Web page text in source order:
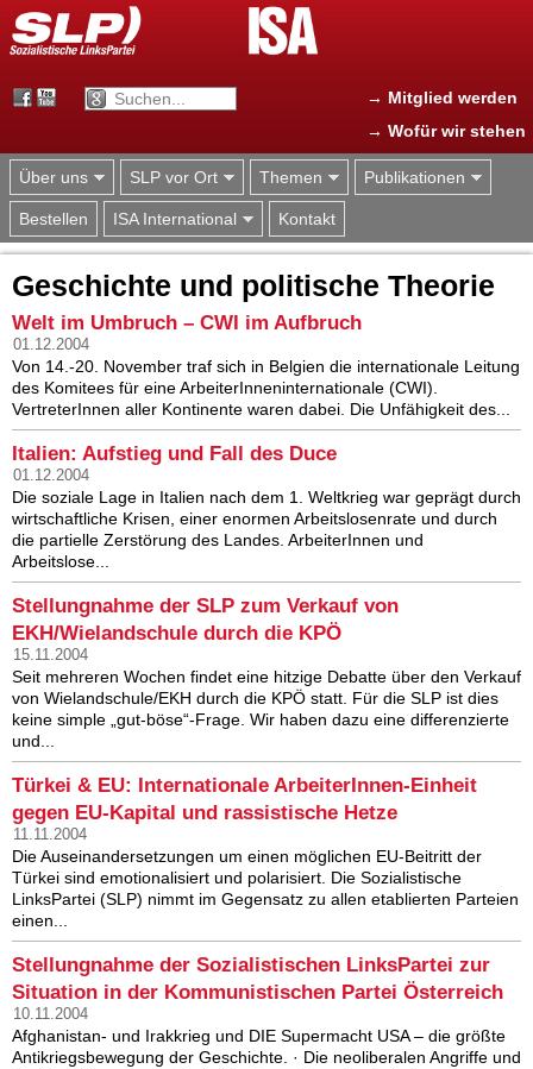
Jump to navigation
→ Mitglied werden
→ Wofür wir stehen
Über uns SLP vor Ort Themen Publikationen
Bestellen ISA International Kontakt
Geschichte und politische Theorie
Welt im Umbruch – CWI im Aufbruch
01.12.2004
Von 14.-20. November traf sich in Belgien die internationale Leitung
des Komitees für eine ArbeiterInneninternationale (CWI).
VertreterInnen aller Kontinente waren dabei. Die Unfähigkeit des...
Italien: Aufstieg und Fall des Duce
01.12.2004
Die soziale Lage in Italien nach dem 1. Weltkrieg war geprägt durch
wirtschaftliche Krisen, einer enormen Arbeitslosenrate und durch
die partielle Zerstörung des Landes. ArbeiterInnen und
Arbeitslose...
Stellungnahme der SLP zum Verkauf von
EKH/Wielandschule durch die KPÖ
15.11.2004
Seit mehreren Wochen findet eine hitzige Debatte über den Verkauf
von Wielandschule/EKH durch die KPÖ statt. Für die SLP ist dies
keine simple „gut-böse“-Frage. Wir haben dazu eine differenzierte
und...
Türkei & EU: Internationale ArbeiterInnen-Einheit
gegen EU-Kapital und rassistische Hetze
11.11.2004
Die Auseinandersetzungen um einen möglichen EU-Beitritt der
Türkei sind emotionalisiert und polarisiert. Die Sozialistische
LinksPartei (SLP) nimmt im Gegensatz zu allen etablierten Parteien
einen...
Stellungnahme der Sozialistischen LinksPartei zur
Situation in der Kommunistischen Partei Österreich
10.11.2004
Afghanistan- und Irakkrieg und DIE Supermacht USA – die größte
Antikriegsbewegung der Geschichte. · Die neoliberalen Angriffe und